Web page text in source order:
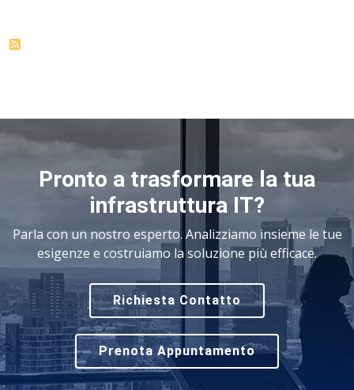
Pronto a trasformare la tua
infrastruttura IT?
Parla con un nostro esperto. Analizziamo insieme le tue
esigenze e costruiamo la soluzione più efficace.
Richiesta Contatto
Prenota Appuntamento